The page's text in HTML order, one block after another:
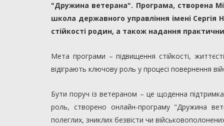
"Дружина ветерана". Програма, створена
школа державного управління імені Сергія
стійкості родин, а також надання
Мета програми – підвищення стійкості,
відіграють ключову роль у процесі повернення
Бути поруч із ветераном – це щоденна
роль, створено онлайн-програму "Дружина
полеглих, зниклих безвісти чи